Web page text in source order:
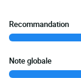
Recommandation
Note globale